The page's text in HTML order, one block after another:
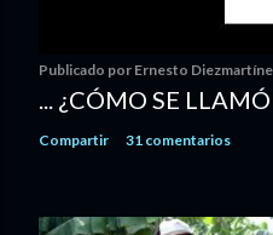
Publicado por Ernesto
... ¿CÓMO SE
Compartir 31 comentarios